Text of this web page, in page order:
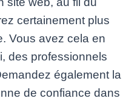
certainement plus
Vous avez cela en
des professionnels
également la
de confiance dans